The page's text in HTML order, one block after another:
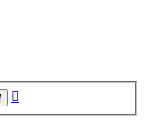
Hľadať